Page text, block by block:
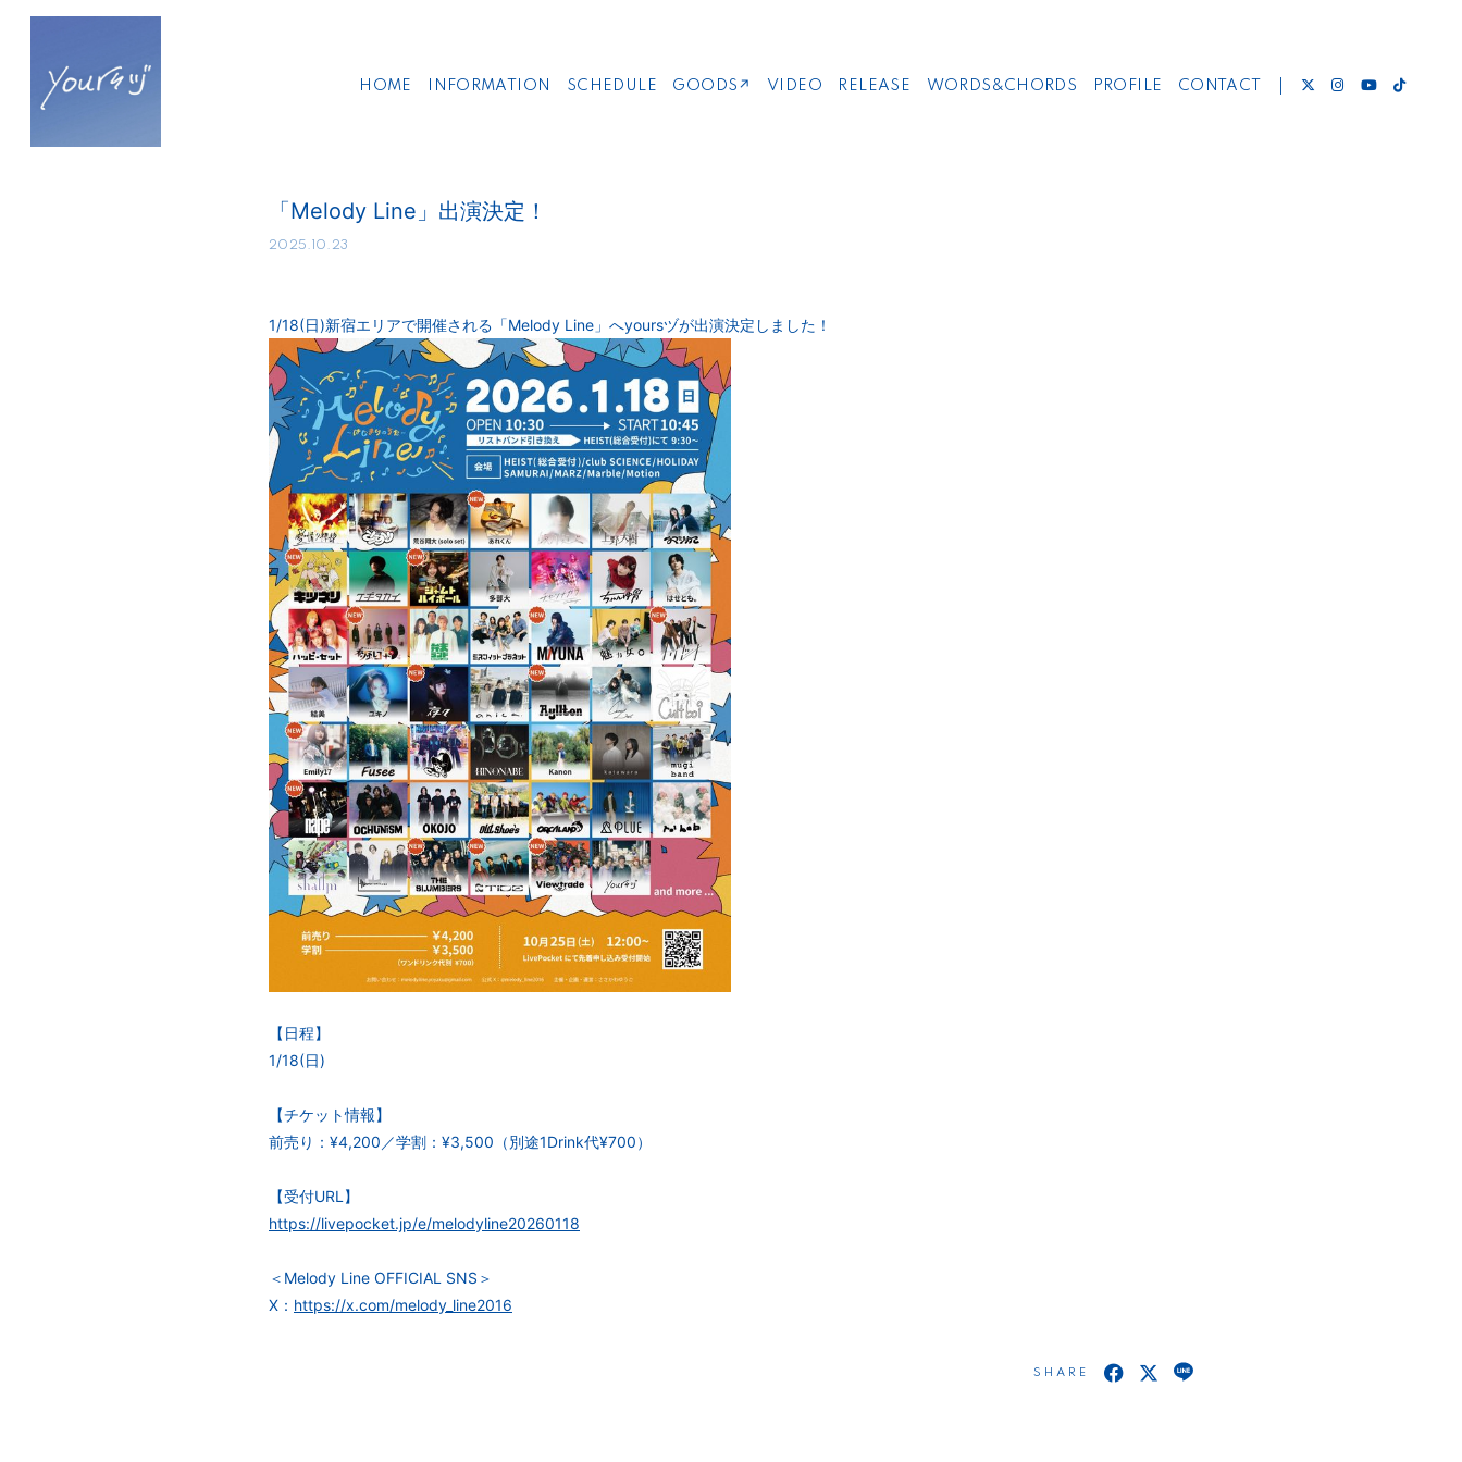
HOME INFORMATION SCHEDULE GOODS↗ VIDEO RELEASE WORDS&CHORDS PROFILE CONTACT
「Melody Line」出演決定！
2025.10.23
1/18(日)新宿エリアで開催される「Melody Line」へyoursヅが出演決定しました！
【日程】
1/18(日)
【チケット情報】
前売り：¥4,200／学割：¥3,500（別途1Drink代¥700）
【受付URL】
https://livepocket.jp/e/melodyline20260118
＜Melody Line OFFICIAL SNS＞
X： https://x.com/melody_line2016
SHARE